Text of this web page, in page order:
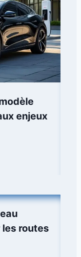
enjeux
routes